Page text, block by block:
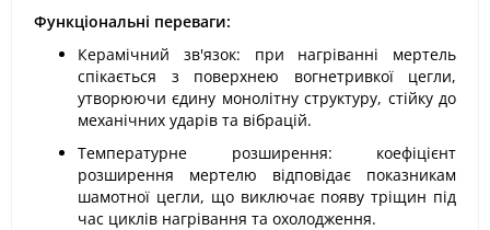
Функціональні переваги:
Керамічний зв'язок: при нагріванні мертель
спікається з поверхнею вогнетривкої цегли,
утворюючи єдину монолітну структуру, стійку до
механічних ударів та вібрацій.
Температурне розширення: коефіцієнт
розширення мертелю відповідає показникам
шамотної цегли, що виключає появу тріщин під
час циклів нагрівання та охолодження.